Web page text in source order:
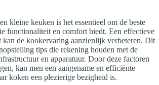
kleine keuken is het essentieel om de beste
functionaliteit en comfort biedt. Een effectieve
de kookervaring aanzienlijk verbeteren. Dit
tips die rekening houden met de
en apparatuur. Door deze factoren
kan men een aangename en efficiënte
koken een plezierige bezigheid is.